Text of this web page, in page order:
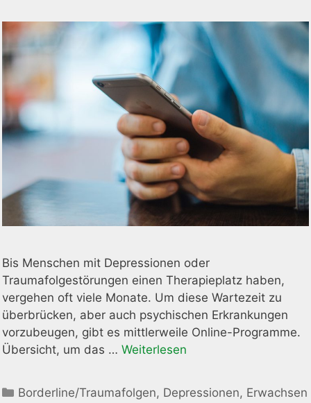
Bis Menschen mit Depressionen oder
Traumafolgestörungen einen Therapieplatz haben,
vergehen oft viele Monate. Um diese Wartezeit zu
überbrücken, aber auch psychischen Erkrankungen
vorzubeugen, gibt es mittlerweile Online-Programme.
Übersicht, um das … Weiterlesen
Kategorien
Borderline/Traumafolgen, Depressionen, Erwachsen